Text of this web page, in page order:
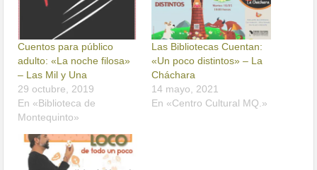
Cuentos para público
adulto: «La noche filosa»
– Las Mil y Una
29 octubre, 2019
En «Biblioteca de
Montequinto»
Las Bibliotecas Cuentan:
«Un poco distintos» – La
Cháchara
14 mayo, 2021
En «Centro Cultural MQ.»